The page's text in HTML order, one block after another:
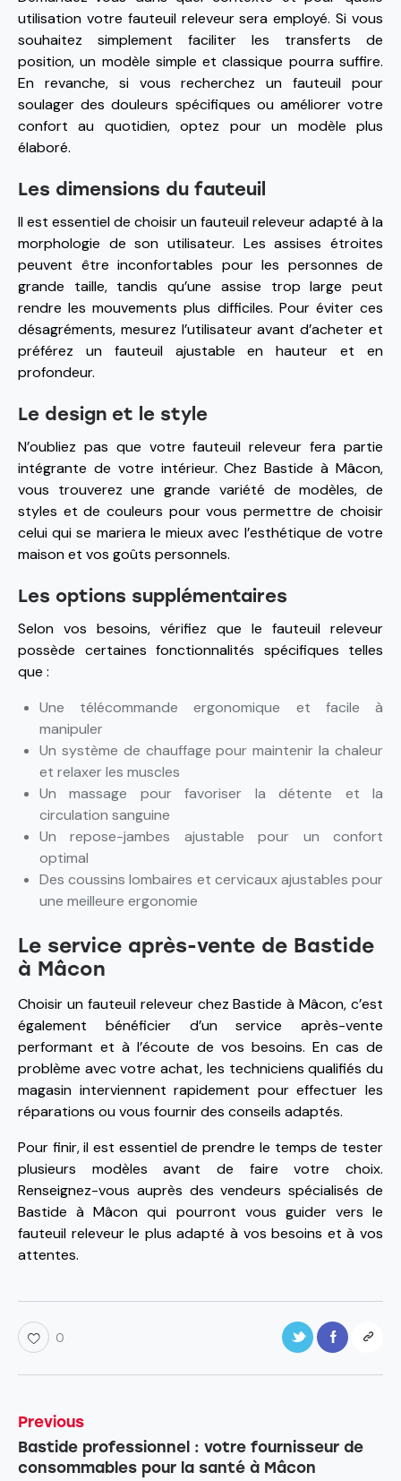
utilisation votre fauteuil releveur sera employé. Si vous
souhaitez simplement faciliter les transferts de
position, un modèle simple et classique pourra suffire.
En revanche, si vous recherchez un fauteuil pour
soulager des douleurs spécifiques ou améliorer votre
confort au quotidien, optez pour un modèle plus
élaboré.
Les dimensions du fauteuil
Il est essentiel de choisir un fauteuil releveur adapté à la
morphologie de son utilisateur. Les assises étroites
peuvent être inconfortables pour les personnes de
grande taille, tandis qu’une assise trop large peut
rendre les mouvements plus difficiles. Pour éviter ces
désagréments, mesurez l’utilisateur avant d’acheter et
préférez un fauteuil ajustable en hauteur et en
profondeur.
Le design et le style
N’oubliez pas que votre fauteuil releveur fera partie
intégrante de votre intérieur. Chez Bastide à Mâcon,
vous trouverez une grande variété de modèles, de
styles et de couleurs pour vous permettre de choisir
celui qui se mariera le mieux avec l’esthétique de votre
maison et vos goûts personnels.
Les options supplémentaires
Selon vos besoins, vérifiez que le fauteuil releveur
possède certaines fonctionnalités spécifiques telles
que :
Une télécommande ergonomique et facile à
manipuler
Un système de chauffage pour maintenir la chaleur
et relaxer les muscles
Un massage pour favoriser la détente et la
circulation sanguine
Un repose-jambes ajustable pour un confort
optimal
Des coussins lombaires et cervicaux ajustables pour
une meilleure ergonomie
Le service après-vente de Bastide
à Mâcon
Choisir un fauteuil releveur chez Bastide à Mâcon, c’est
également bénéficier d’un service après-vente
performant et à l’écoute de vos besoins. En cas de
problème avec votre achat, les techniciens qualifiés du
magasin interviennent rapidement pour effectuer les
réparations ou vous fournir des conseils adaptés.
Pour finir, il est essentiel de prendre le temps de tester
plusieurs modèles avant de faire votre choix.
Renseignez-vous auprès des vendeurs spécialisés de
Bastide à Mâcon qui pourront vous guider vers le
fauteuil releveur le plus adapté à vos besoins et à vos
attentes.
0
Previous
Bastide professionnel : votre fournisseur de
consommables pour la santé à Mâcon